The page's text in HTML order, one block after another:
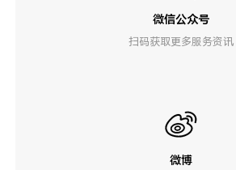
微信公众号
扫码获取更多服务资讯
微博